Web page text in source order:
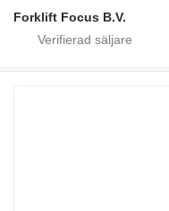
Forklift Focus B.V.